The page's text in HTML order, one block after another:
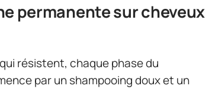
permanente sur cheveux
résistent, chaque phase du
par un shampooing doux et un